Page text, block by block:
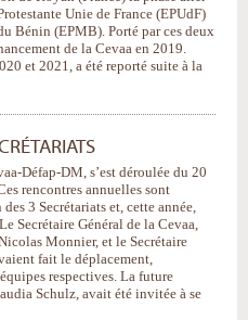
Unie de France (EPUdF)
Bénin (EPMB). Porté par ces deux
de la Cevaa en 2019.
et 2021, a été reporté suite à la
Défap-DM, s’est déroulée du 20
rencontres annuelles sont
3 Secrétariats et, cette année,
Secrétaire Général de la Cevaa,
Monnier, et le Secrétaire
fait le déplacement,
respectives. La future
Schulz, avait été invitée à se